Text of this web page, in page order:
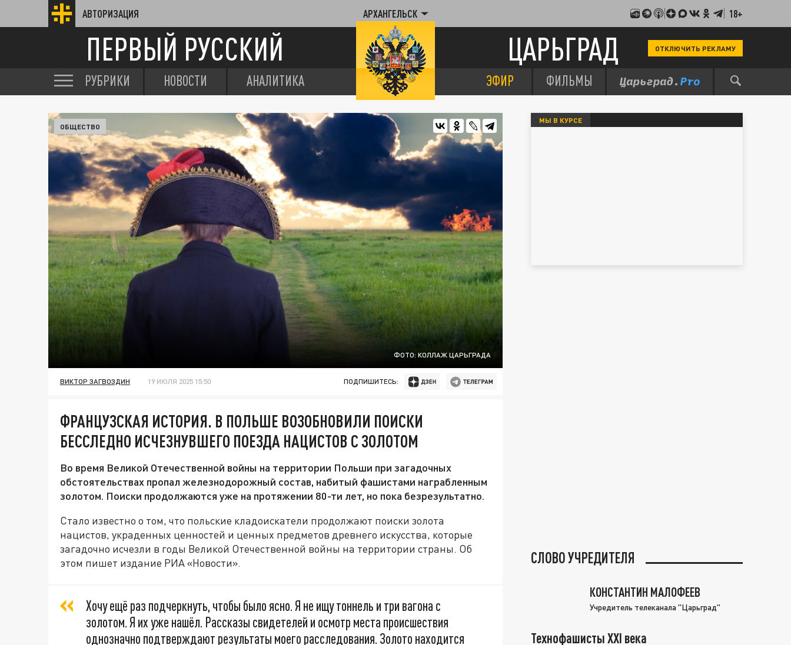
АВТОРИЗАЦИЯ АРХАНГЕЛЬСК 18+
ПЕРВЫЙ РУССКИЙ ЦАРЬГРАД ОТКЛЮЧИТЬ РЕКЛАМУ
РУБРИКИ НОВОСТИ АНАЛИТИКА ЭФИР ФИЛЬМЫ
ФОТО: КОЛЛАЖ ЦАРЬГРАДА
ОБЩЕСТВО
ВИКТОР ЗАГВОЗДИН 19 ИЮЛЯ 2025 15:50 ПОДПИШИТЕСЬ:
ФРАНЦУЗСКАЯ ИСТОРИЯ. В ПОЛЬШЕ ВОЗОБНОВИЛИ ПОИСКИ
БЕССЛЕДНО ИСЧЕЗНУВШЕГО ПОЕЗДА НАЦИСТОВ С ЗОЛОТОМ
Во время Великой Отечественной войны на территории Польши при загадочных
обстоятельствах пропал железнодорожный состав, набитый фашистами награбленным
золотом. Поиски продолжаются уже на протяжении 80-ти лет, но пока безрезультатно.
Стало известно о том, что польские кладоискатели продолжают поиски золота
нацистов, украденных ценностей и ценных предметов древнего искусства, которые
загадочно исчезли в годы Великой Отечественной войны на территории страны. Об
этом пишет издание РИА «Новости».
Хочу ещё раз подчеркнуть, чтобы было ясно. Я не ищу тоннель и три вагона с
золотом. Я их уже нашёл. Рассказы свидетелей и осмотр места происшествия
однозначно подтверждают результаты моего расследования. Золото находится
МЫ В КУРСЕ
СЛОВО УЧРЕДИТЕЛЯ
КОНСТАНТИН МАЛОФЕЕВ
Учредитель телеканала "Царьград"
Технофашисты XXI века